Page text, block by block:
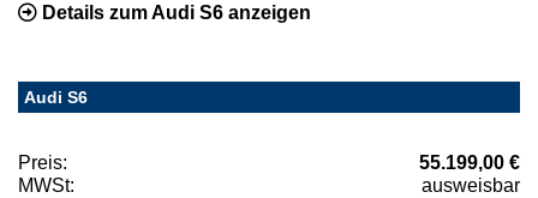
Details zum Audi S6 anzeigen
Audi S6
Preis:
55.199,00 €
MWSt:
ausweisbar